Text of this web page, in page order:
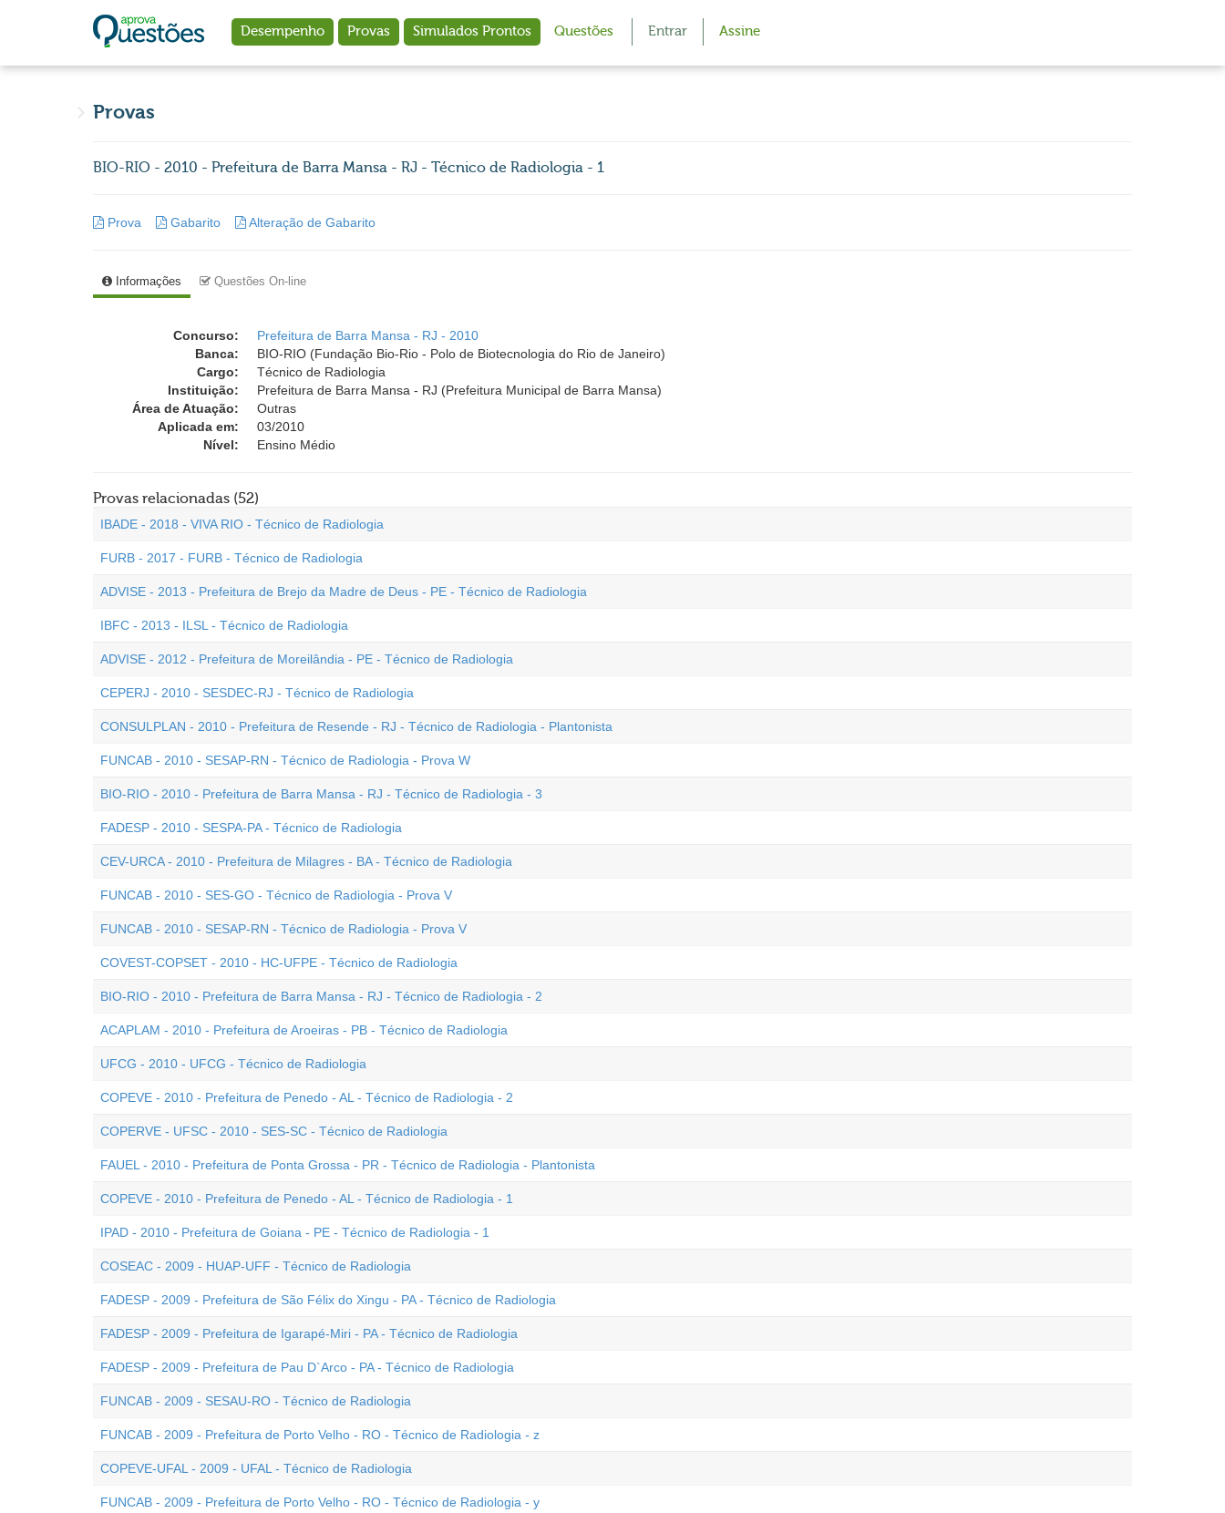
Desempenho Provas Simulados Prontos Questões Entrar Assine
Provas
BIO-RIO - 2010 - Prefeitura de Barra Mansa - RJ - Técnico de Radiologia - 1
Prova Gabarito Alteração de Gabarito
Informações Questões On-line
Concurso:
Prefeitura de Barra Mansa - RJ - 2010
Banca:
BIO-RIO (Fundação Bio-Rio - Polo de Biotecnologia do Rio de Janeiro)
Cargo:
Técnico de Radiologia
Instituição:
Prefeitura de Barra Mansa - RJ (Prefeitura Municipal de Barra Mansa)
Área de Atuação:
Outras
Aplicada em:
03/2010
Nível:
Ensino Médio
Provas relacionadas (52)
IBADE - 2018 - VIVA RIO - Técnico de Radiologia
FURB - 2017 - FURB - Técnico de Radiologia
ADVISE - 2013 - Prefeitura de Brejo da Madre de Deus - PE - Técnico de Radiologia
IBFC - 2013 - ILSL - Técnico de Radiologia
ADVISE - 2012 - Prefeitura de Moreilândia - PE - Técnico de Radiologia
CEPERJ - 2010 - SESDEC-RJ - Técnico de Radiologia
CONSULPLAN - 2010 - Prefeitura de Resende - RJ - Técnico de Radiologia - Plantonista
FUNCAB - 2010 - SESAP-RN - Técnico de Radiologia - Prova W
BIO-RIO - 2010 - Prefeitura de Barra Mansa - RJ - Técnico de Radiologia - 3
FADESP - 2010 - SESPA-PA - Técnico de Radiologia
CEV-URCA - 2010 - Prefeitura de Milagres - BA - Técnico de Radiologia
FUNCAB - 2010 - SES-GO - Técnico de Radiologia - Prova V
FUNCAB - 2010 - SESAP-RN - Técnico de Radiologia - Prova V
COVEST-COPSET - 2010 - HC-UFPE - Técnico de Radiologia
BIO-RIO - 2010 - Prefeitura de Barra Mansa - RJ - Técnico de Radiologia - 2
ACAPLAM - 2010 - Prefeitura de Aroeiras - PB - Técnico de Radiologia
UFCG - 2010 - UFCG - Técnico de Radiologia
COPEVE - 2010 - Prefeitura de Penedo - AL - Técnico de Radiologia - 2
COPERVE - UFSC - 2010 - SES-SC - Técnico de Radiologia
FAUEL - 2010 - Prefeitura de Ponta Grossa - PR - Técnico de Radiologia - Plantonista
COPEVE - 2010 - Prefeitura de Penedo - AL - Técnico de Radiologia - 1
IPAD - 2010 - Prefeitura de Goiana - PE - Técnico de Radiologia - 1
COSEAC - 2009 - HUAP-UFF - Técnico de Radiologia
FADESP - 2009 - Prefeitura de São Félix do Xingu - PA - Técnico de Radiologia
FADESP - 2009 - Prefeitura de Igarapé-Miri - PA - Técnico de Radiologia
FADESP - 2009 - Prefeitura de Pau D`Arco - PA - Técnico de Radiologia
FUNCAB - 2009 - SESAU-RO - Técnico de Radiologia
FUNCAB - 2009 - Prefeitura de Porto Velho - RO - Técnico de Radiologia - z
COPEVE-UFAL - 2009 - UFAL - Técnico de Radiologia
FUNCAB - 2009 - Prefeitura de Porto Velho - RO - Técnico de Radiologia - y